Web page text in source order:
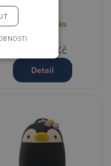
Skladem 1 ks
999,00 Kč
Detail